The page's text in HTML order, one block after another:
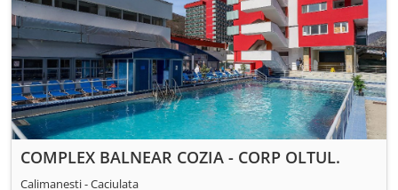
COMPLEX BALNEAR COZIA - CORP OLTUL.
Calimanesti - Caciulata